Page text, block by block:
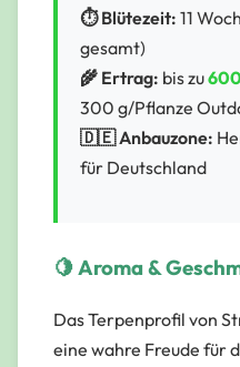
⏱️ Blütezeit: 11
gesamt)
🌾 Ertrag: bis zu
300 g/Pflanze
🇩🇪 Anbauzone:
für Deutschland
🍋 Aroma &
Das Terpenprofil von
eine wahre Freude für